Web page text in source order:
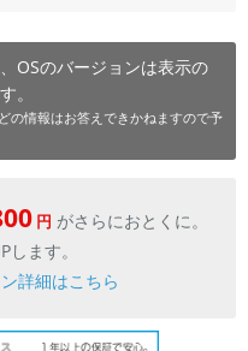
OSのバージョンは表示の
。
の情報はお答えできかねますので予
円 がさらにおとくに。
ます。
詳細はこちら
月 まで